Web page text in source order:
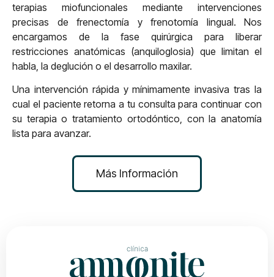
terapias miofuncionales mediante intervenciones
precisas de frenectomía y frenotomía lingual. Nos
encargamos de la fase quirúrgica para liberar
restricciones anatómicas (anquiloglosia) que limitan el
habla, la deglución o el desarrollo maxilar.
Una intervención rápida y mínimamente invasiva tras la
cual el paciente retorna a tu consulta para continuar con
su terapia o tratamiento ortodóntico, con la anatomía
lista para avanzar.
Más Información